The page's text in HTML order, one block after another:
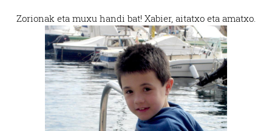
Zorionak eta muxu handi bat! Xabier, aitatxo eta amatxo.